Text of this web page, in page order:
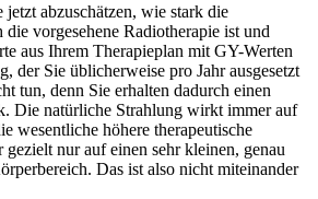
abzuschätzen, wie stark die
die vorgesehene Radiotherapie ist und
aus Ihrem Therapieplan mit GY-Werten
der Sie üblicherweise pro Jahr ausgesetzt
tun, denn Sie erhalten dadurch einen
Die natürliche Strahlung wirkt immer auf
wesentliche höhere therapeutische
nur auf einen sehr kleinen, genau
Das ist also nicht miteinander